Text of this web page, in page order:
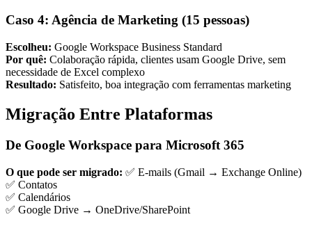
Caso 4: Agência de Marketing (15 pessoas)
Escolheu: Google Workspace Business Standard
Por quê: Colaboração rápida, clientes usam Google Drive, sem
necessidade de Excel complexo
Resultado: Satisfeito, boa integração com ferramentas marketing
Migração Entre Plataformas
De Google Workspace para Microsoft 365
O que pode ser migrado: ✅ E-mails (Gmail → Exchange Online)
✅ Contatos
✅ Calendários
✅ Google Drive → OneDrive/SharePoint